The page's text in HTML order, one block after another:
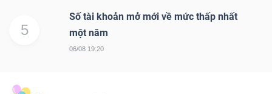
5
Số tài khoản mở mới về mức thấp nhất
một năm
06/08 19:20